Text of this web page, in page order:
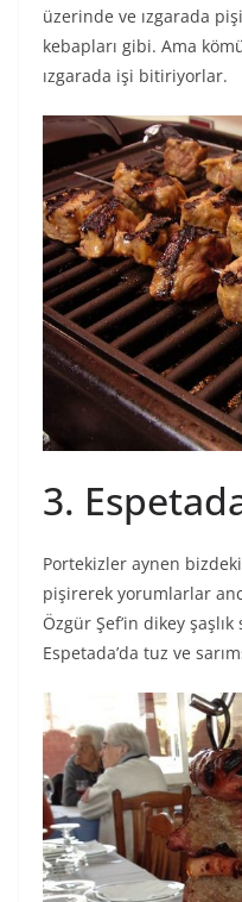
üzerinde ve ızgarada
kebapları gibi. Ama
ızgarada işi bitiriyorlar.
3.
Portekizler aynen
pişirerek yorumlarlar
Özgür Şef’in dikey
Espetada’da tuz ve